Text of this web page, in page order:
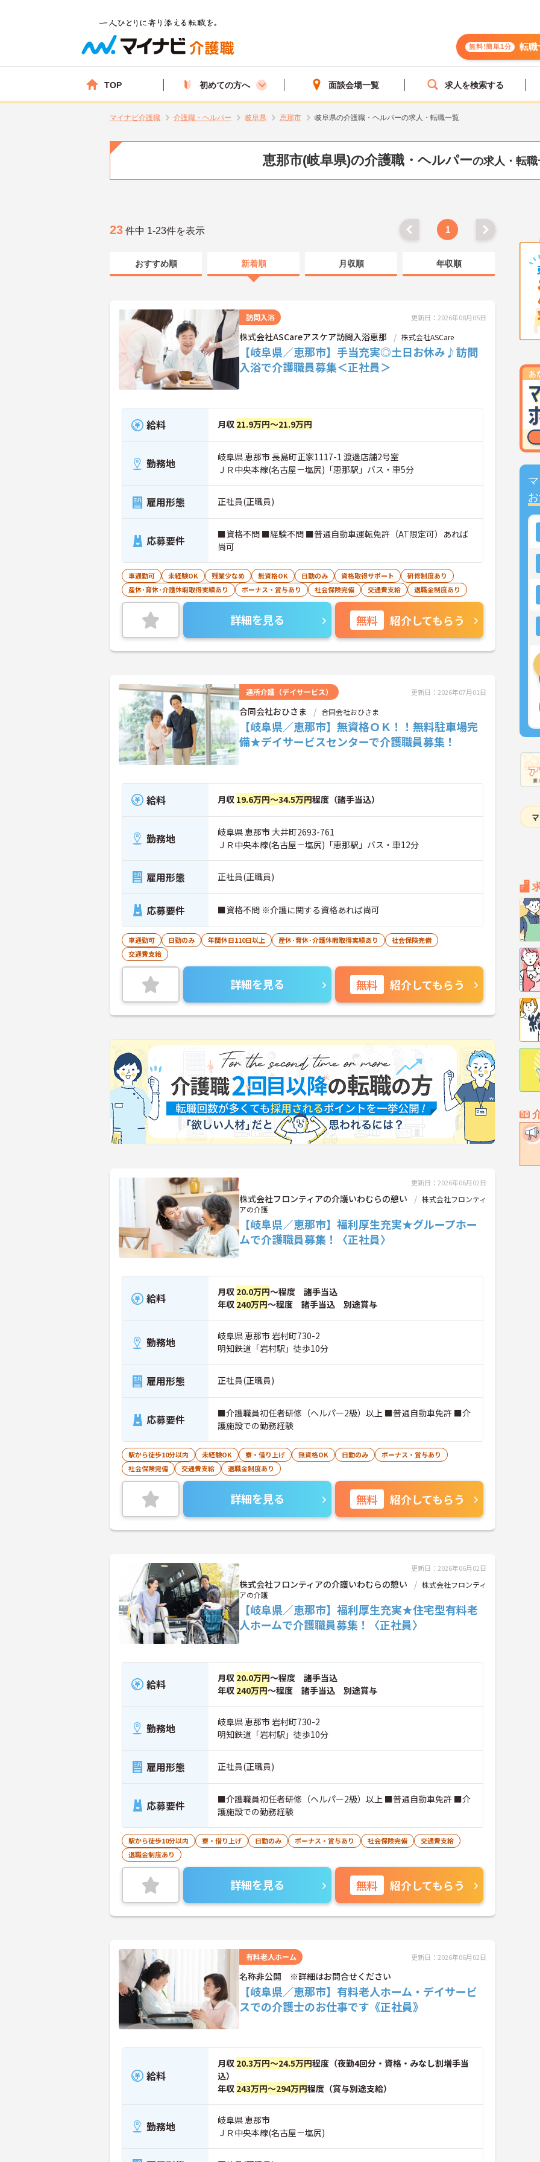
無料!簡単1分 転職
TOP 初めての方へ 面談会場一覧 求人を検索する
マイナビ介護職 介護職・ヘルパー 岐阜県 恵那市 岐阜県の介護職・ヘルパーの求人・転職一覧
恵那市(岐阜県)の介護職・ヘルパーの求人・転職
23 件中 1-23件を表示 1
おすすめ順 新着順 月収順 年収順
訪問入浴 更新日：2026年08月05日
株式会社ASCareアスケア訪問入浴恵那 株式会社ASCare
【岐阜県／恵那市】手当充実◎土日お休み♪訪問
入浴で介護職員募集＜正社員＞
給料 月収 21.9万円～21.9万円
勤務地
岐阜県 恵那市 長島町正家1117-1 渡邊店舗2号室
ＪＲ中央本線(名古屋－塩尻)「恵那駅」バス・車5分
雇用形態 正社員(正職員)
応募要件
■資格不問 ■経験不問 ■普通自動車運転免許（AT限定可）あれば
尚可
車通勤可 未経験OK 残業少なめ 無資格OK 日勤のみ 資格取得サポート
研修制度あり
産休･育休･介護休暇取得実績あり
ボーナス・賞与あり 社会保険完備 交通費支給 退職金制度あり
詳細を見る 無料 紹介してもらう
通所介護（デイサービス） 更新日：2026年07月01日
合同会社おひさま 合同会社おひさま
【岐阜県／恵那市】無資格ＯＫ！！無料駐車場完
備★デイサービスセンターで介護職員募集！
給料 月収 19.6万円～34.5万円程度（諸手当込）
勤務地
岐阜県 恵那市 大井町2693-761
ＪＲ中央本線(名古屋－塩尻)「恵那駅」バス・車12分
雇用形態 正社員(正職員)
応募要件 ■資格不問 ※介護に関する資格あれば尚可
車通勤可 日勤のみ 年間休日110日以上 産休･育休･介護休暇取得実績あり
社会保険完備
交通費支給
詳細を見る 無料 紹介してもらう
更新日：2026年06月02日
株式会社フロンティアの介護いわむらの憩い
株式会社フロンティ
アの介護
【岐阜県／恵那市】福利厚生充実★グループホー
ムで介護職員募集！〈正社員〉
給料 月収 20.0万円～程度 諸手当込
年収 240万円～程度 諸手当込 別途賞与
勤務地
岐阜県 恵那市 岩村町730-2
明知鉄道「岩村駅」徒歩10分
雇用形態 正社員(正職員)
応募要件
■介護職員初任者研修（ヘルパー2級）以上 ■普通自動車免許 ■介
護施設での勤務経験
駅から徒歩10分以内 未経験OK 寮・借り上げ 無資格OK 日勤のみ
ボーナス・賞与あり
社会保険完備
交通費支給 退職金制度あり
詳細を見る 無料 紹介してもらう
更新日：2026年06月02日
株式会社フロンティアの介護いわむらの憩い
株式会社フロンティ
アの介護
【岐阜県／恵那市】福利厚生充実★住宅型有料老
人ホームで介護職員募集！〈正社員〉
給料 月収 20.0万円～程度 諸手当込
年収 240万円～程度 諸手当込 別途賞与
勤務地
岐阜県 恵那市 岩村町730-2
明知鉄道「岩村駅」徒歩10分
雇用形態 正社員(正職員)
応募要件
■介護職員初任者研修（ヘルパー2級）以上 ■普通自動車免許 ■介
護施設での勤務経験
駅から徒歩10分以内 寮・借り上げ 日勤のみ ボーナス・賞与あり 社会保険完備
交通費支給
退職金制度あり
詳細を見る 無料 紹介してもらう
有料老人ホーム 更新日：2026年06月02日
名称非公開 ※詳細はお問合せください
【岐阜県／恵那市】有料老人ホーム・デイサービ
スでの介護士のお仕事です《正社員》
給料
月収 20.3万円～24.5万円程度（夜勤4回分・資格・みなし割増手当
込）
年収 243万円～294万円程度（賞与別途支給）
勤務地
岐阜県 恵那市
ＪＲ中央本線(名古屋－塩尻)